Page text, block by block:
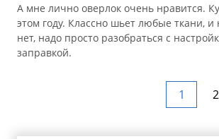
А мне лично оверлок очень нравится.
этом году. Классно шьет любые ткани, и
нет, надо просто разобраться с
заправкой.
1 2